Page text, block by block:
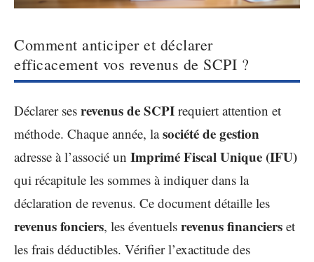
Comment anticiper et déclarer
efficacement vos revenus de SCPI ?
Déclarer ses revenus de SCPI requiert attention et
méthode. Chaque année, lasociété de gestion
adresse à l’associé un Imprimé Fiscal Unique (IFU)
qui récapitule les sommes à indiquer dans la
déclaration de revenus. Ce document détaille les
revenus fonciers, les éventuels revenus financiers et
les frais déductibles. Vérifier l’exactitude des